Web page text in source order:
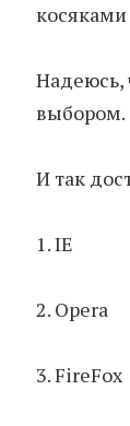
косяками
Надеюсь,
выбором.
И так
1. IE
2. Opera
3. FireFox